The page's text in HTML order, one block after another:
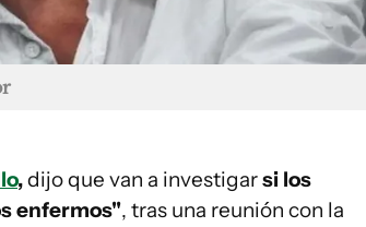
,dijo que van a investigarsi los
enfermos", tras una reunión con la